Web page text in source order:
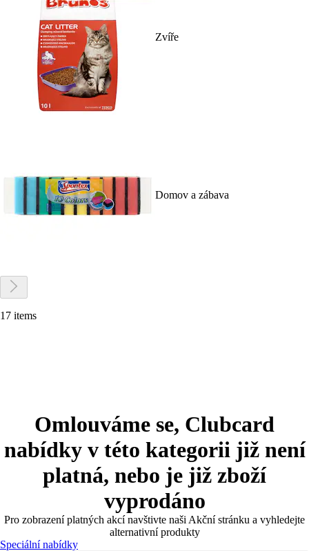
Zvíře
Domov a zábava
17 items
Omlouváme se, Clubcard
nabídky v této kategorii již není
platná, nebo je již zboží
vyprodáno
Pro zobrazení platných akcí navštivte naši Akční stránku a vyhledejte
alternativní produkty
Speciální nabídky